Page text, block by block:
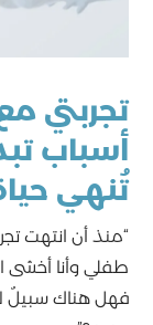
تجربتي
أسباب
تُنهي
“منذ أن انتهت
طفلي وأنا أخشى
فهل هناك سبيلٌ